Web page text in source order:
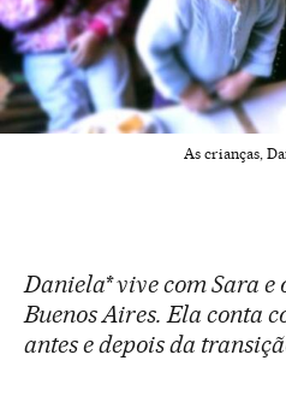
As crianças,
Daniela* vive com Sara e
Buenos Aires. Ela conta
antes e depois da